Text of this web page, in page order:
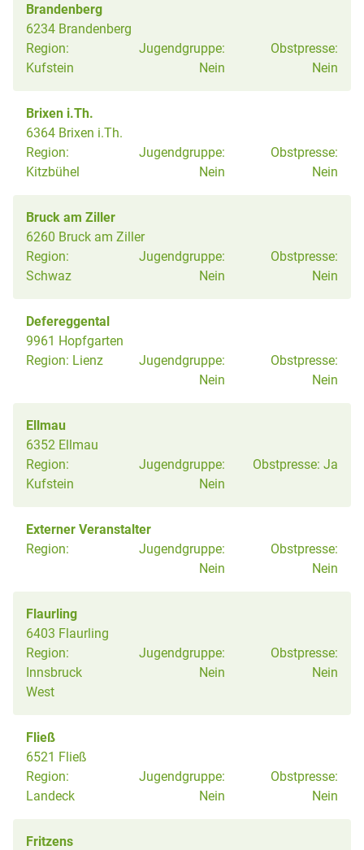
Brandenberg
6234 Brandenberg
Region:
Kufstein
Jugendgruppe:
Nein
Obstpresse:
Nein
Brixen i.Th.
6364 Brixen i.Th.
Region:
Kitzbühel
Jugendgruppe:
Nein
Obstpresse:
Nein
Bruck am Ziller
6260 Bruck am Ziller
Region:
Schwaz
Jugendgruppe:
Nein
Obstpresse:
Nein
Defereggental
9961 Hopfgarten
Region: Lienz
Jugendgruppe:
Nein
Obstpresse:
Nein
Ellmau
6352 Ellmau
Region:
Kufstein
Jugendgruppe:
Nein
Obstpresse: Ja
Externer Veranstalter
Region:
Jugendgruppe:
Nein
Obstpresse:
Nein
Flaurling
6403 Flaurling
Region:
Innsbruck
West
Jugendgruppe:
Nein
Obstpresse:
Nein
Fließ
6521 Fließ
Region:
Landeck
Jugendgruppe:
Nein
Obstpresse:
Nein
Fritzens